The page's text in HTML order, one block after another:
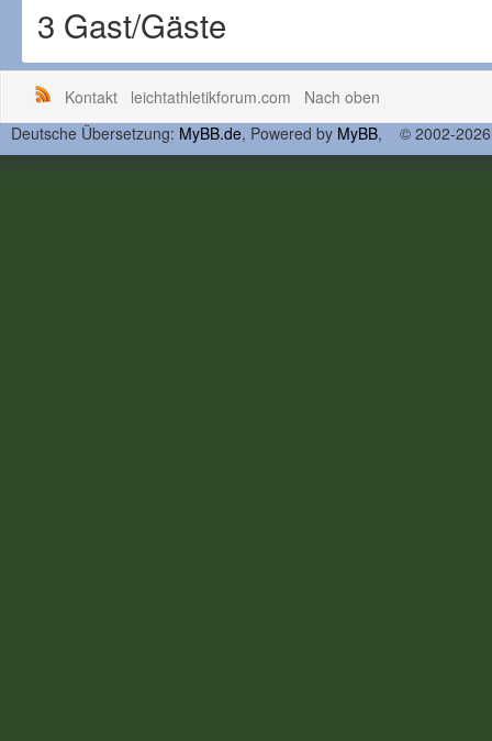
3 Gast/Gäste
Kontakt leichtathletikforum.com
Nach oben
Deutsche Übersetzung: MyBB.de, Powered by MyBB, © 2002-